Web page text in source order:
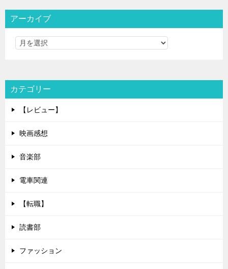
アーカイブ
カテゴリー
【レビュー】
映画感想
音楽部
電車関連
【転職】
読書部
ファッション